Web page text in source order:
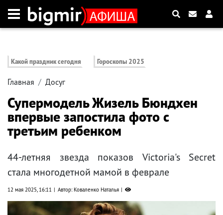
Какой праздник сегодня Гороскопы 2025
Главная Досуг
Супермодель Жизель Бюндхен
впервые запостила фото с
третьим ребенком
44-летняя звезда показов Victoria's Secret
стала многодетной мамой в феврале
12 мая 2025, 16:11 Автор: Коваленко Наталья